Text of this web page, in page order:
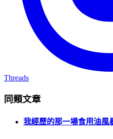
Threads
同類文章
我經歷的那一場食用油風